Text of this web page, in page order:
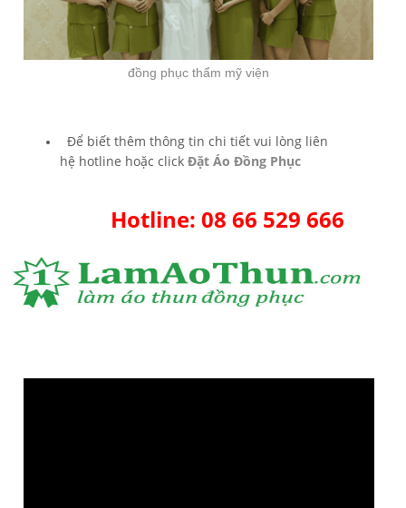
đồng phục thẩm mỹ viện
Để biết thêm thông tin chi tiết vui lòng liên
hệ hotline hoặc click Đặt Áo Đồng Phục
Hotline: 08 66 529 666